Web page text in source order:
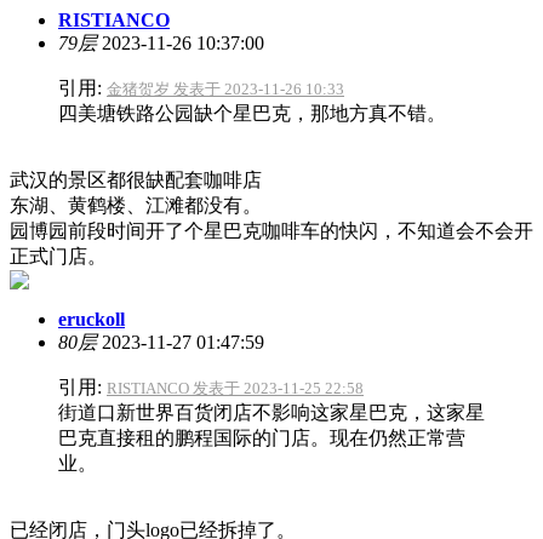
RISTIANCO
79层2023-11-26 10:37:00
引用: 金猪贺岁 发表于 2023-11-26 10:33
四美塘铁路公园缺个星巴克，那地方真不错。
武汉的景区都很缺配套咖啡店
东湖、黄鹤楼、江滩都没有。
园博园前段时间开了个星巴克咖啡车的快闪，不知道会不会开
正式门店。
eruckoll
80层2023-11-27 01:47:59
引用: RISTIANCO 发表于 2023-11-25 22:58
街道口新世界百货闭店不影响这家星巴克，这家星
巴克直接租的鹏程国际的门店。现在仍然正常营
业。
已经闭店，门头logo已经拆掉了。